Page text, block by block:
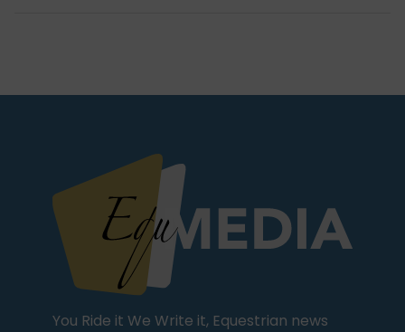
You Ride it We Write it, Equestrian news